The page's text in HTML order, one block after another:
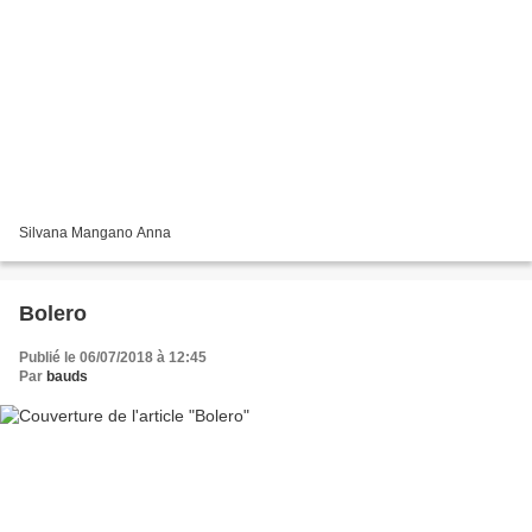
Silvana Mangano Anna
Bolero
Publié le 06/07/2018 à 12:45
Par bauds